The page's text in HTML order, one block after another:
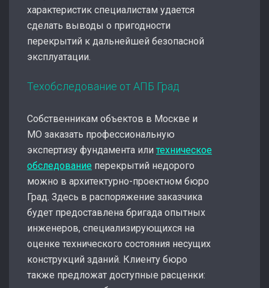
характеристик специалистам удается
сделать выводы о пригодности
перекрытий к дальнейшей безопасной
эксплуатации.
Техобследование от АПБ Град
Собственникам объектов в Москве и
МО заказать профессиональную
экспертизу фундамента или техническое
обследование перекрытий недорого
можно в архитектурно-проектном бюро
Град. Здесь в распоряжение заказчика
будет предоставлена бригада опытных
инженеров, специализирующихся на
оценке технического состояния несущих
конструкций зданий. Клиенту бюро
также предложат доступные расценки: